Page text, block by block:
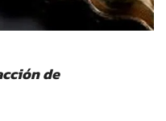
de